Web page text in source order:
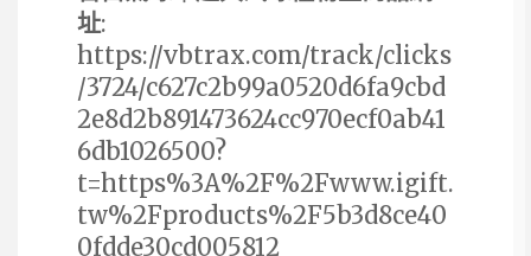
址:
https://vbtrax.com/track/clicks
/3724/c627c2b99a0520d6fa9cbd
2e8d2b891473624cc970ecf0ab41
6db1026500?
t=https%3A%2F%2Fwww.igift.
tw%2Fproducts%2F5b3d8ce40
0fdde30cd005812